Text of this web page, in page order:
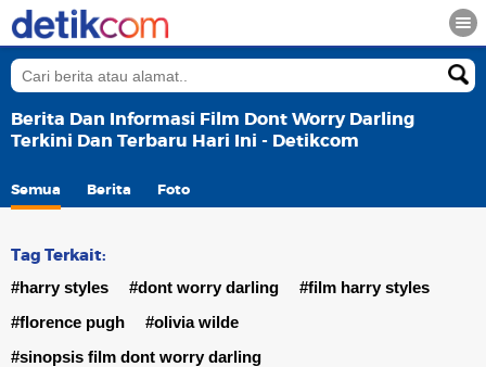
Berita Dan Informasi Film Dont Worry Darling
Terkini Dan Terbaru Hari Ini - Detikcom
Semua Berita Foto
Tag Terkait:
#harry styles #dont worry darling
#film harry styles
#florence pugh
#olivia wilde
#sinopsis film dont worry darling